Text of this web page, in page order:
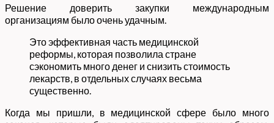
Решение доверить закупки международным
организациям было очень удачным.
Это эффективная часть медицинской
реформы, которая позволила стране
сэкономить много денег и снизить стоимость
лекарств, в отдельных случаях весьма
существенно.
Когда мы пришли, в медицинской сфере было много